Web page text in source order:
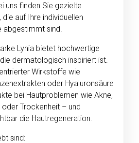
uns finden Sie gezielte
auf Ihre individuellen
abgestimmt sind.
Lynia bietet hochwertige
dermatologisch inspiriert ist.
Wirkstoffe wie
oder Hyaluronsäure
bei Hautproblemen wie Akne,
Trockenheit – und
die Hautregeneration.
sind: